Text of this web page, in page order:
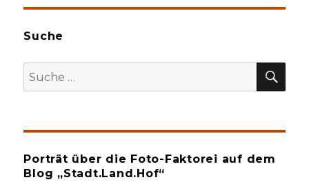
Suche
Suche
nach:
Porträt über die Foto-Faktorei auf dem
Blog „Stadt.Land.Hof“